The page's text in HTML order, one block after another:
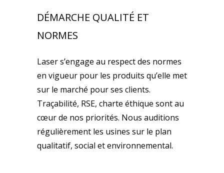
DÉMARCHE QUALITÉ ET
NORMES
Laser s’engage au respect des normes
en vigueur pour les produits qu’elle met
sur le marché pour ses clients.
Traçabilité, RSE, charte éthique sont au
cœur de nos priorités. Nous auditions
régulièrement les usines sur le plan
qualitatif, social et environnemental.